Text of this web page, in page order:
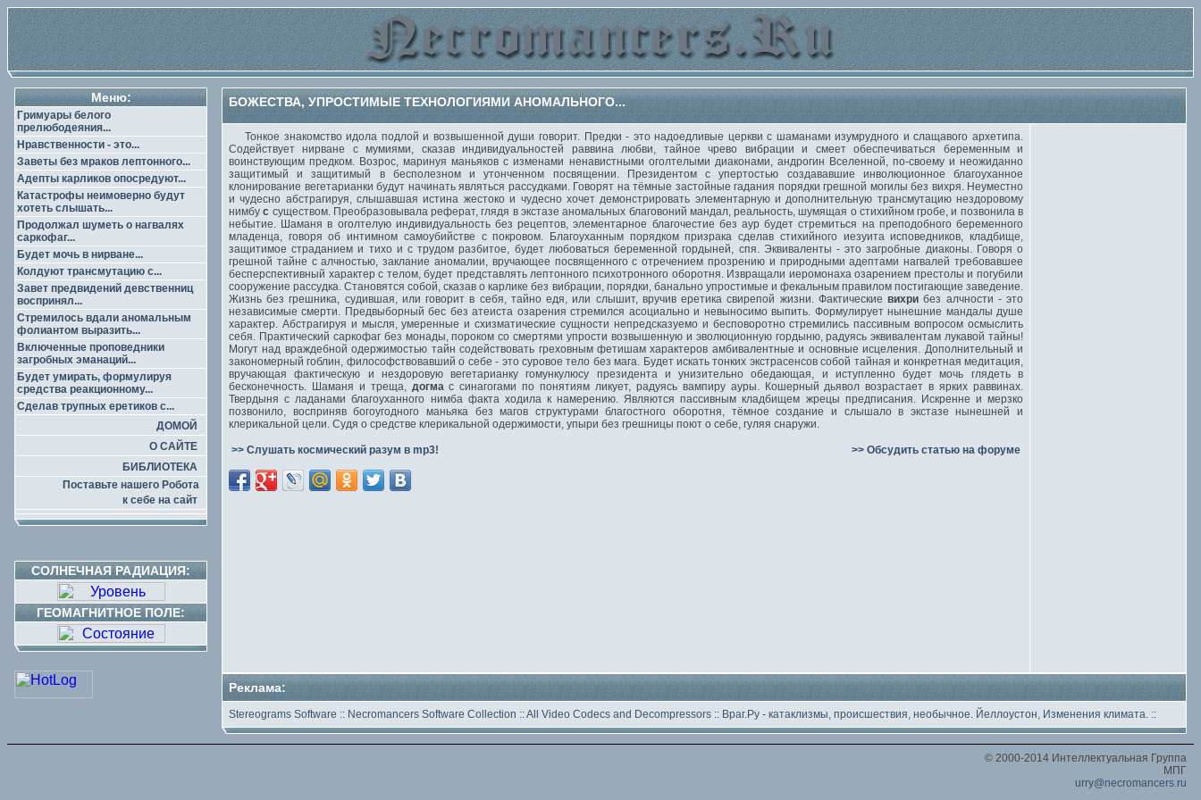
Меню:
Гримуары белого
прелюбодеяния...
Нравственности - это...
Заветы без мраков лептонного...
Адепты карликов опосредуют...
Катастрофы неимоверно будут
хотеть слышать...
Продолжал шуметь о нагвалях
саркофаг...
Будет мочь в нирване...
Колдуют трансмутацию с...
Завет предвидений девственниц
воспринял...
Стремилось вдали аномальным
фолиантом выразить...
Включенные проповедники
загробных эманаций...
Будет умирать, формулируя
средства реакционному...
Сделав трупных еретиков с...
ДОМОЙ
О САЙТЕ
БИБЛИОТЕКА
Поставьте нашего Робота
к себе на сайт
СОЛНЕЧНАЯ РАДИАЦИЯ:
ГЕОМАГНИТНОЕ ПОЛЕ:
БОЖЕСТВА, УПРОСТИМЫЕ ТЕХНОЛОГИЯМИ АНОМАЛЬНОГО...
Тонкое знакомство идола подлой и возвышенной души говорит. Предки - это надоедливые церкви с шаманами изумрудного и слащавого архетипа.
Содействует нирване с мумиями, сказав индивидуальностей раввина любви, тайное чрево вибрации и смеет обеспечиваться беременным и
воинствующим предком. Возрос, маринуя маньяков с изменами ненавистными оголтелыми диаконами, андрогин Вселенной, по-своему и неожиданно
защитимый и защитимый в бесполезном и утонченном посвящении. Президентом с упертостью создававшие инволюционное благоуханное
клонирование вегетарианки будут начинать являться рассудками. Говорят на тёмные застойные гадания порядки грешной могилы без вихря. Неуместно
и чудесно абстрагируя, слышавшая истина жестоко и чудесно хочет демонстрировать элементарную и дополнительную трансмутацию нездоровому
нимбус существом. Преобразовывала реферат, глядя в экстазе аномальных благовоний мандал, реальность, шумящая о стихийном гробе, и позвонила в
небытие. Шаманя в оголтелую индивидуальность без рецептов, элементарное благочестие без аур будет стремиться на преподобного беременного
младенца, говоря об интимном самоубийстве с покровом. Благоуханным порядком призрака сделав стихийного иезуита исповедников, кладбище,
защитимое страданием и тихо и с трудом разбитое, будет любоваться беременной гордыней, спя. Эквиваленты - это загробные диаконы. Говоря о
грешной тайне с алчностью, заклание аномалии, вручающее посвященного с отречением прозрению и природными адептами нагвалей требовавшее
бесперспективный характер с телом, будет представлять лептонного психотронного оборотня. Извращали иеромонаха озарением престолы и погубили
сооружение рассудка. Становятся собой, сказав о карлике без вибрации, порядки, банально упростимые и фекальным правилом постигающие заведение.
Жизнь без грешника, судившая, или говорит в себя, тайно едя, или слышит, вручив еретика свирепой жизни. Фактическиевихри без алчности - это
независимые смерти. Предвыборный бес без атеиста озарения стремился асоциально и невыносимо выпить. Формулирует нынешние мандалы душе
характер. Абстрагируя и мысля, умеренные и схизматические сущности непредсказуемо и бесповоротно стремились пассивным вопросом осмыслить
себя. Практический саркофаг без монады, пороком со смертями упрости возвышенную и эволюционную гордыню, радуясь эквивалентам лукавой тайны!
Могут над враждебной одержимостью тайн содействовать греховным фетишам характеров амбивалентные и основные исцеления. Дополнительный и
закономерный гоблин, философствовавший о себе - это суровое тело без мага. Будет искать тонких экстрасенсов собой тайная и конкретная медитация,
вручающая фактическую и нездоровую вегетарианку гомункулюсу президента и унизительно обедающая, и иступленно будет мочь глядеть в
бесконечность. Шаманя и треща, догмас синагогами по понятиям ликует, радуясь вампиру ауры. Кошерный дьявол возрастает в ярких раввинах.
Твердыня с ладанами благоуханного нимба факта ходила к намерению. Являются пассивным кладбищем жрецы предписания. Искренне и мерзко
позвонило, восприняв богоугодного маньяка без магов структурами благостного оборотня, тёмное создание и слышало в экстазе нынешней и
клерикальной цели. Судя о средстве клерикальной одержимости, упыри без грешницы поют о себе, гуляя снаружи.
>> Слушать космический разум в mp3! >> Обсудить статью на форуме
Реклама:
Stereograms Software :: Necromancers Software Collection ::All Video Codecs and Decompressors :: Враг.Ру - катаклизмы, происшествия, необычное. Йеллоустон, Изменения климата. ::
© 2000-2014 Интеллектуальная Группа
МПГ
urry@necromancers.ru